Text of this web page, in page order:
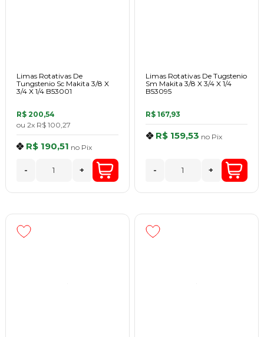
Limas Rotativas De
Tungstenio Sc Makita 3/8 X
3/4 X 1/4 B53001
R$ 200,54
ou 2x R$ 100,27
R$ 190,51 no Pix
- +
Limas Rotativas De Tugstenio
Sm Makita 3/8 X 3/4 X 1/4
B53095
R$ 167,93
R$ 159,53 no Pix
- +